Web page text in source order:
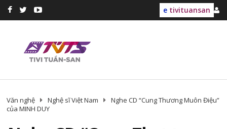
e tivituansan
Văn nghệ Nghệ sĩ Việt Nam
Nghe CD “Cung Thương Muôn Điệu”
của MINH DUY